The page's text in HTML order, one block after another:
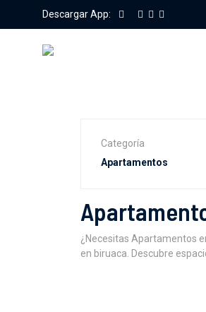
Descargar App:
Categoría
¿Necesitas Apartamentos
en biruaca. Descubre